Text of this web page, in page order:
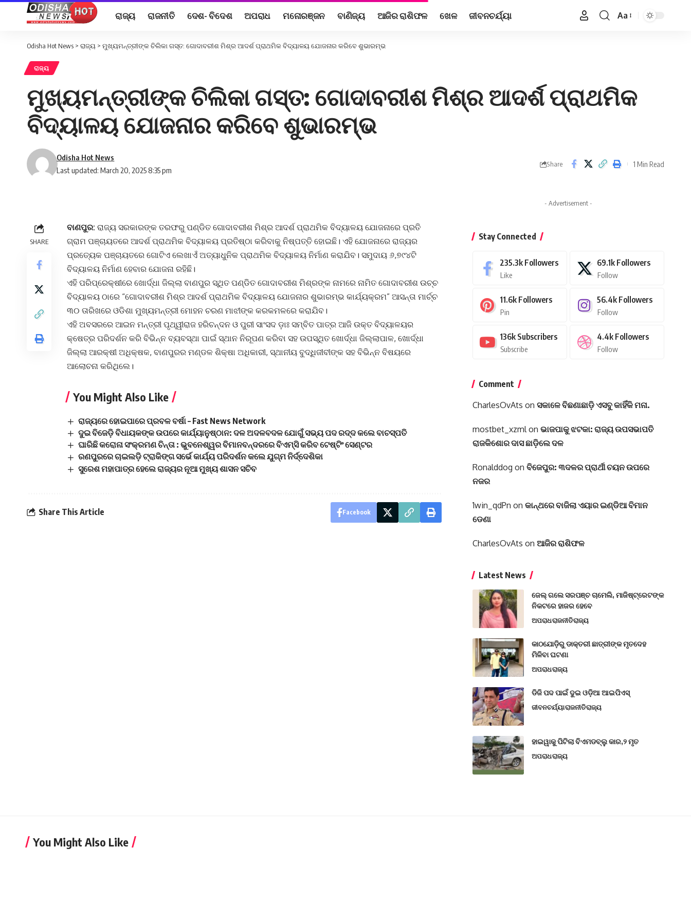
ରାଜ୍ୟ ରାଜନୀତି ଦେଶ- ବିଦେଶ ଅପରାଧ ମନୋରଞ୍ଜନ ବାଣିଜ୍ୟ ଆଜିର ରାଶିଫଳ ଖେଳ ଜୀବନଚର୍ଯ୍ୟା
Font
Aa
Odisha Hot News > ରାଜ୍ୟ > ମୁଖ୍ୟମନ୍ତ୍ରୀଙ୍କ ଚିଲିକା ଗସ୍ତ: ଗୋଦାବରୀଶ ମିଶ୍ର ଆଦର୍ଶ ପ୍ରାଥମିକ ବିଦ୍ୟାଳୟ ଯୋଜନାର କରିବେ ଶୁଭାରମ୍ଭ
ରାଜ୍ୟ
ମୁଖ୍ୟମନ୍ତ୍ରୀଙ୍କ ଚିଲିକା ଗସ୍ତ: ଗୋଦାବରୀଶ ମିଶ୍ର ଆଦର୍ଶ ପ୍ରାଥମିକ
ବିଦ୍ୟାଳୟ ଯୋଜନାର କରିବେ ଶୁଭାରମ୍ଭ
Last updated: March 20, 2025 8:35 pm
Odisha Hot News
Share 1 Min Read
SHARE
ବାଣପୁର: ରାଜ୍ୟ ସରକାରଙ୍କ ତରଫରୁ ପଣ୍ଡିତ ଗୋଦାବରୀଶ ମିଶ୍ର ଆଦର୍ଶ ପ୍ରାଥମିକ ବିଦ୍ୟାଳୟ ଯୋଜନାରେ ପ୍ରତି
ଗ୍ରାମ ପଞ୍ଚାୟତରେ ଆଦର୍ଶ ପ୍ରାଥମିକ ବିଦ୍ୟାଳୟ ପ୍ରତିଷ୍ଠା କରିବାକୁ ନିଷ୍ପତ୍ତି ହୋଇଛି। ଏହି ଯୋଜନାରେ ରାଜ୍ୟର
ପ୍ରତ୍ୟେକ ପଞ୍ଚାୟତରେ ଗୋଟିଏ ଲେଖାଏଁ ଅତ୍ୟାଧୁନିକ ପ୍ରାଥମିକ ବିଦ୍ୟାଳୟ ନିର୍ମାଣ କରାଯିବ। ସମୁଦାୟ ୬,୭୯୪ଟି
ବିଦ୍ୟାଳୟ ନିର୍ମାଣ ହେବାର ଯୋଜନା ରହିଛି।
ଏହି ପରିପ୍ରେକ୍ଷୀରେ ଖୋର୍ଦ୍ଧା ଜିଲ୍ଲା ବାଣପୁର ସ୍ଥିତ ପଣ୍ଡିତ ଗୋଦାବରୀଶ ମିଶ୍ରଙ୍କ ନାମରେ ନାମିତ ଗୋଦାବରୀଶ ଉଚ୍ଚ
ବିଦ୍ୟାଳୟ ଠାରେ “ଗୋଦାବରୀଶ ମିଶ୍ର ଆଦର୍ଶ ପ୍ରାଥମିକ ବିଦ୍ୟାଳୟ ଯୋଜନାର ଶୁଭାରମ୍ଭ କାର୍ଯ୍ୟକ୍ରମ” ଆସନ୍ତା ମାର୍ଚ୍ଚ
୩୦ ତାରିଖରେ ଓଡିଶା ମୁଖ୍ୟମନ୍ତ୍ରୀ ମୋହନ ଚରଣ ମାଝୀଙ୍କ କରକମଳରେ କରାଯିବ।
ଏହି ଅବସରରେ ଆଇନ ମନ୍ତ୍ରୀ ପୃଥ୍ୱୀରାଜ ହରିଚନ୍ଦନ ଓ ପୁରୀ ସାଂସଦ ଡ଼ାଃ ସମ୍ବିତ ପାତ୍ର ଆଜି ଉକ୍ତ ବିଦ୍ୟାଳୟର
କ୍ଷେତ୍ର ପରିଦର୍ଶନ କରି ବିଭିନ୍ନ ବ୍ୟବସ୍ଥା ପାଇଁ ସ୍ଥାନ ନିରୂପଣ କରିବା ସହ ଉପସ୍ଥିତ ଖୋର୍ଦ୍ଧା ଜିଲ୍ଲାପାଳ, ଖୋର୍ଦ୍ଧା
ଜିଲ୍ଲା ଆରକ୍ଷୀ ଅଧିକ୍ଷକ, ବାଣପୁରର ମଣ୍ଡଳ ଶିକ୍ଷା ଅଧିକାରୀ, ସ୍ଥାନୀୟ ବୁଦ୍ଧିଜୀବୀଙ୍କ ସହ ବିଭିନ୍ନ ବିଷୟରେ
ଆଲୋଚନା କରିଥିଲେ।
You Might Also Like
ରାଜ୍ୟରେ ହୋଇପାରେ ପ୍ରବଳ ବର୍ଷା – Fast News Network
ଦୁଇ ବିଜେଡ଼ି ବିଧାୟକଙ୍କ ଉପରେ କାର୍ଯ୍ୟାନୁଷ୍ଠାନ: ଦଳ ଅଦଳବଦଳ ଯୋଗୁଁ ସଭ୍ୟ ପଦ ରଦ୍ଦ କଲେ ବାଚସ୍ପତି
ଘାରିଛି କରୋନା ସଂକ୍ରମଣ ଚିନ୍ତା : ଭୁବନେଶ୍ୱର ବିମାନବନ୍ଦରରେ ବିଏମ୍‌ସି କରିବ ଟେଷ୍ଟିଂ ସେଣ୍ଟର
ରଣପୁରରେ ଚାଇଲଡ଼ି ଟ୍ରାକିଙ୍ଗ ସର୍ଭେ କାର୍ଯ୍ୟ ପରିଦର୍ଶନ କଲେ ଯୁଗ୍ମ ନିର୍ଦ୍ଦେଶିକା
ସୁରେଶ ମହାପାତ୍ର ହେଲେ ରାଜ୍ୟର ନୂଆ ମୁଖ୍ୟ ଶାସନ ସଚିବ
Share This Article Facebook
- Advertisement -
Stay Connected
235.3k Followers
Like
69.1k Followers
Follow
11.6k Followers
Pin
56.4k Followers
Follow
136k Subscribers
Subscribe
4.4k Followers
Follow
Comment
CharlesOvAts on ସକାଳେ ବିଛଣାଛାଡ଼ି ଏସବୁ କାହିଁକି ମନା.
mostbet_xzmlon ଭାଜପାକୁ ଝଟକା: ରାଜ୍ୟ ଉପସଭାପତି
ରାଜକିଶୋର ଦାସ ଛାଡ଼ିଲେ ଦଳ
Ronalddog on ବିଜେପୁର: ୩ଦଳର ପ୍ରାର୍ଥୀ ଚୟନ ଉପରେ
ନଜର
1win_qdPn on କାନ୍ଥରେ ବାଜିଲା ଏୟାର ଇଣ୍ଡିଆ ବିମାନ
ଡେଣା
CharlesOvAts on ଆଜିର ରାଶିଫଳ
Latest News
ଜେଲ୍ ଗଲେ ସରପଞ୍ଚ ଚାମେଲି, ମାଜିଷ୍ଟ୍ରେଟଙ୍କ
ନିକଟରେ ହାଜର ହେବେ
ଅପରାଧରାଜନୀତିରାଜ୍ୟ
କାଠଯୋଡ଼ିରୁ ଡାକ୍ତରୀ ଛାତ୍ରୀଙ୍କ ମୃତଦେହ
ମିଳିବା ଘଟଣା
ଅପରାଧରାଜ୍ୟ
ଡିଜି ପଦ ପାଇଁ ଦୁଇ ଓଡ଼ିଆ ଆଇପିଏସ୍
ଜୀବନଚର୍ଯ୍ୟାରାଜନୀତିରାଜ୍ୟ
ହାଇୱାକୁ ପିଟିଲା ବିଏମଡବ୍ଲୁ କାର,୨ ମୃତ
ଅପରାଧରାଜ୍ୟ
You Might Also Like